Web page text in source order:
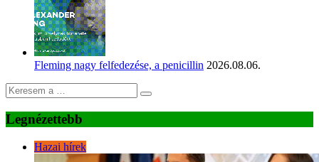
Fleming nagy felfedezése, a penicillin 2026.08.06.
Legnézettebb
Hazai hírek